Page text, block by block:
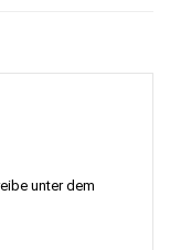
unter dem